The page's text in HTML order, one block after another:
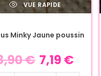
VUE RAPIDE
Minky Jaune poussin
€ 7,19 €